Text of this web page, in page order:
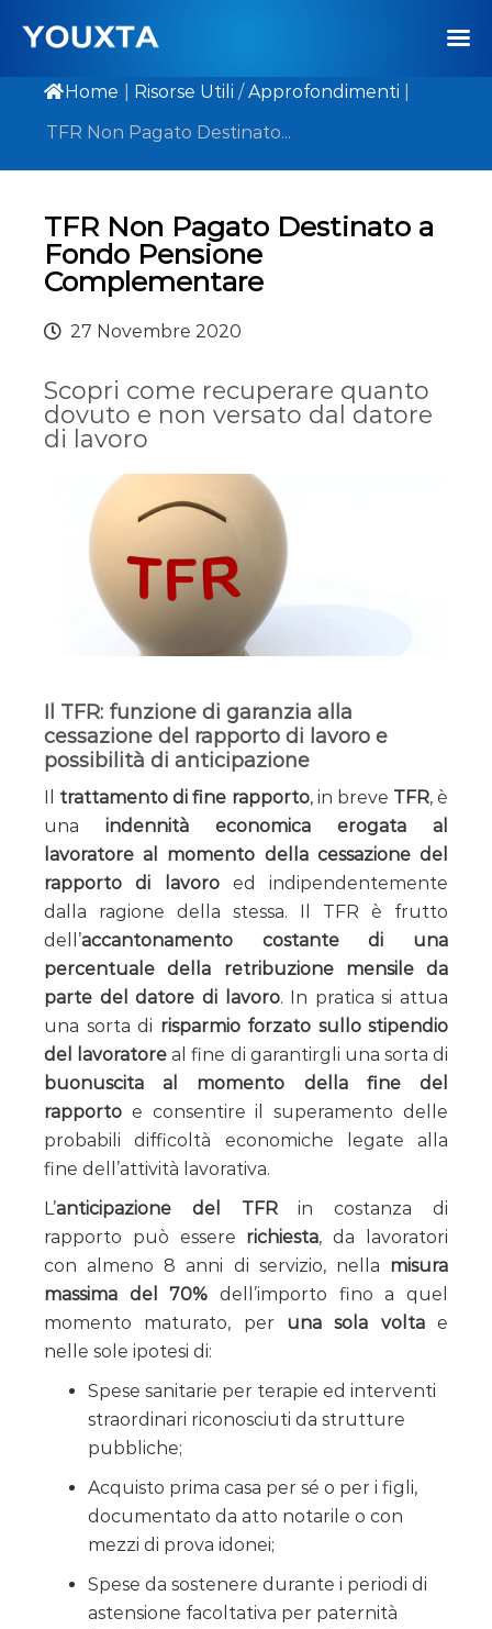
Home Risorse Utili / Approfondimenti
TFR Non Pagato Destinato...
TFR Non Pagato Destinato a
Fondo Pensione
Complementare
27 Novembre 2020
Scopri come recuperare quanto
dovuto e non versato dal datore
di lavoro
Il TFR: funzione di garanzia alla
cessazione del rapporto di lavoro e
possibilità di anticipazione
Il trattamento di fine rapporto, in breve TFR, è
una indennità economica erogata al
lavoratore al momento della cessazione del
rapporto di lavoroed indipendentemente
dalla ragione della stessa. Il TFR è frutto
dell’accantonamento costante di una
percentuale della retribuzione mensile da
parte del datore di lavoro. In pratica si attua
una sorta di risparmio forzato sullo stipendio
del lavoratore al fine di garantirgli una sorta di
buonuscita al momento della fine del
rapporto e consentire il superamento delle
probabili difficoltà economiche legate alla
fine dell’attività lavorativa.
L’anticipazione del TFRin costanza di
rapporto può essere richiesta, da lavoratori
con almeno 8 anni di servizio, nella misura
massima del 70% dell’importo fino a quel
momento maturato, per una sola voltae
nelle sole ipotesi di:
Spese sanitarie per terapie ed interventi
straordinari riconosciuti da strutture
pubbliche;
Acquisto prima casa per sé o per i figli,
documentato da atto notarile o con
mezzi di prova idonei;
Spese da sostenere durante i periodi di
astensione facoltativa per paternità